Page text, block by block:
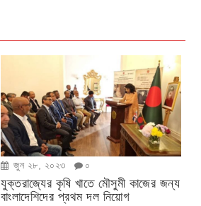
জুন ২৮, ২০২৩ ০
যুক্তরাজ্যের কৃষি খাতে মৌসুমী কাজের জন্য
বাংলাদেশিদের প্রথম দল নিয়োগ